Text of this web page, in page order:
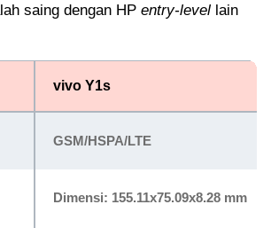
saing dengan HP entry-level lain
vivo Y1s
GSM/HSPA/LTE
Dimensi: 155.11x75.09x8.28 mm